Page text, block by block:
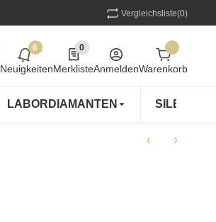
Vergleichsliste(0)
6
6 neue Notifizierungen
Neuigkeiten
0
0 Produkte in der Liste
MerklisteAnmeldenWarenkorb
LABORDIAMANTEN